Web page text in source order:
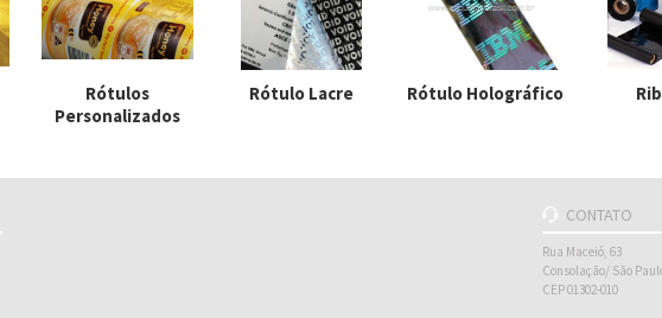
Rótulos
Personalizados
Rótulo Lacre Rótulo Holográfico
CONTATO
Rua Maceió, 63
Consolação/ São
CEP 01302-010